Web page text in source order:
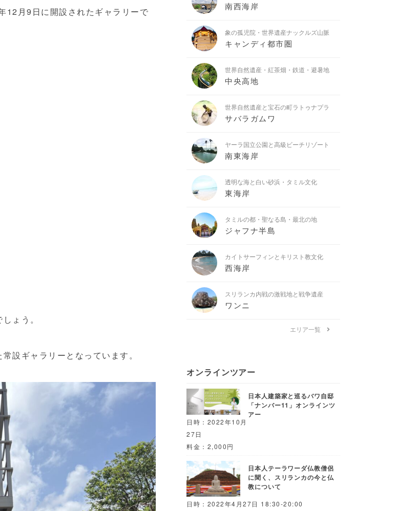
12月9日に開設されたギャラリーで
ょう。
設ギャラリーとなっています。
南西海岸
象の孤児院・世界遺産ナックルズ山脈
キャンディ都市圏
世界自然遺産・紅茶畑・鉄道・避暑地
中央高地
世界自然遺産と宝石の町ラトゥナプラ
サバラガムワ
ヤーラ国立公園と高級ビーチリゾート
南東海岸
透明な海と白い砂浜・タミル文化
東海岸
タミルの都・聖なる島・最北の地
ジャフナ半島
カイトサーフィンとキリスト教文化
西海岸
スリランカ内戦の激戦地と戦争遺産
ワンニ
エリア一覧
オンラインツアー
日本人建築家と巡るバワ自邸
「ナンバー11」オンラインツ
アー
日時：2022年10月
27日
料金：2,000円
日本人テーラワーダ仏教僧侶
に聞く、スリランカの今と仏
教について
日時：2022年4月27日 18:30-20:00